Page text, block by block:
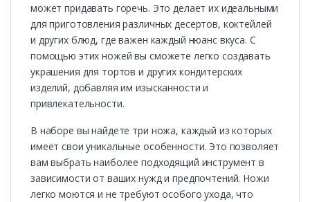
может придавать горечь. Это делает их идеальными
для приготовления различных десертов, коктейлей
и других блюд, где важен каждый нюанс вкуса. С
помощью этих ножей вы сможете легко создавать
украшения для тортов и других кондитерских
изделий, добавляя им изысканности и
привлекательности.
В наборе вы найдете три ножа, каждый из которых
имеет свои уникальные особенности. Это позволяет
вам выбрать наиболее подходящий инструмент в
зависимости от ваших нужд и предпочтений. Ножи
легко моются и не требуют особого ухода, что